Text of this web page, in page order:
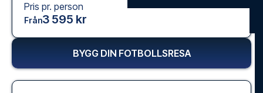
Pris pr. person
Från3 595 kr
BYGG DIN FOTBOLLSRESA